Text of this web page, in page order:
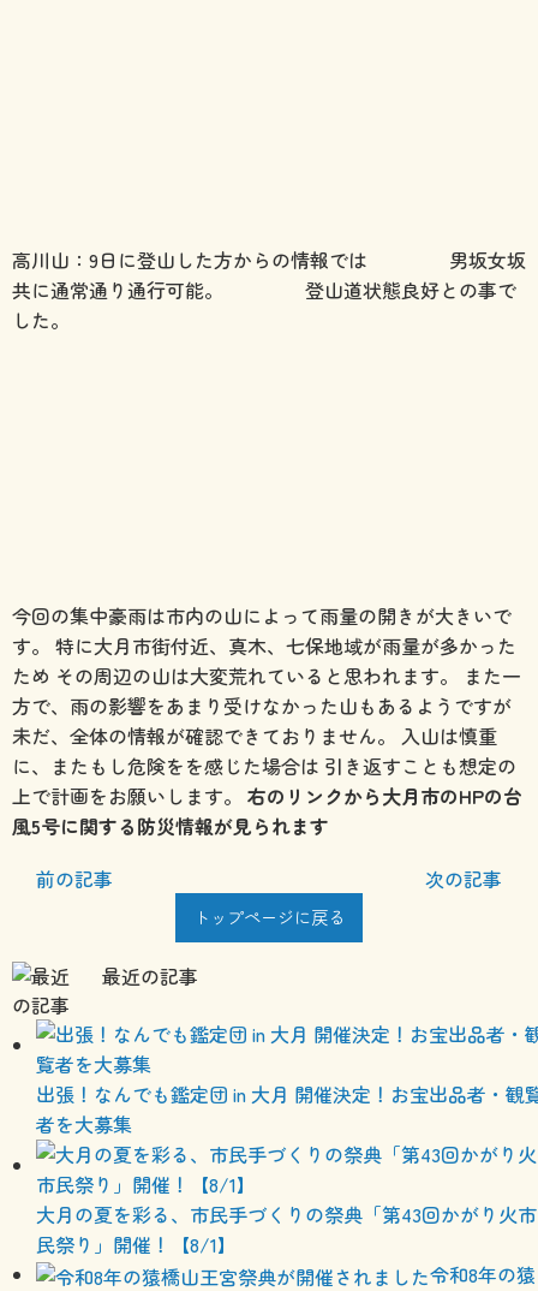
高川山：9日に登山した方からの情報では 男坂女坂
共に通常通り通行可能。 登山道状態良好との事で
した。
今回の集中豪雨は市内の山によって雨量の開きが大きいで
す。 特に大月市街付近、真木、七保地域が雨量が多かった
ため その周辺の山は大変荒れていると思われます。 また一
方で、雨の影響をあまり受けなかった山もあるようですが
未だ、全体の情報が確認できておりません。 入山は慎重
に、またもし危険をを感じた場合は 引き返すことも想定の
上で計画をお願いします。 右のリンクから大月市のHPの台
風5号に関する防災情報が見られます
前の記事
次の記事
トップページに戻る
最近の記事
出張！なんでも鑑定団 in 大月 開催決定！お宝出品者・観
者を大募集
大月の夏を彩る、市民手づくりの祭典「第43回かがり火市
民祭り」開催！【8/1】
令和8年の猿